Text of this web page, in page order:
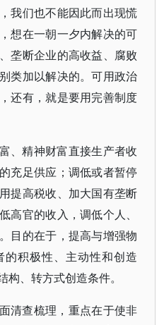
我们也不能因此而出现慌
想在一朝一夕内解决的可
垄断企业的高收益、腐败
类加以解决的。可用政治
还有，就是要用完善制度
、精神财富直接生产者收
充足供应；调低或者暂停
提高税收、加大国有垄断
高官的收入，调低个人、
目的在于，提高与增强物
积极性、主动性和创造
、转方式创造条件。
清查梳理，重点在于使非